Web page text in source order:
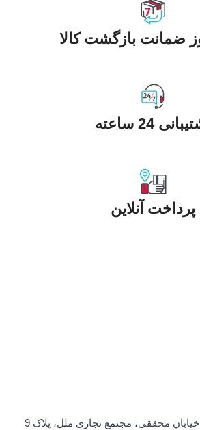
ضمانت بازگشت کالا
24 ساعته
پرداخت آنلاین
خیابان محققی، مجتمع تجاری ملل، پلاک 9